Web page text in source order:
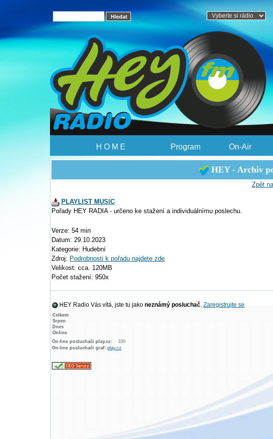
H O M E Program On-Air
HEY - Archiv
Zpět
PLAYLIST MUSIC
Pořady HEY RADIA - určeno ke stažení a individuálnímu poslechu.
Verze: 54 min
Datum: 29.10.2023
Kategorie: Hudební
Zdroj: Podrobnosti k pořadu najdete zde
Velikost: cca. 120MB
Počet stažení: 950x
HEY Radio Vás vítá, jste tu jako neznámý posluchač. Zaregistrujte se
Celkem
Srpen
Dnes
Online
On-line posluchači play.cz:
330
On-line posluchači graf: play.cz